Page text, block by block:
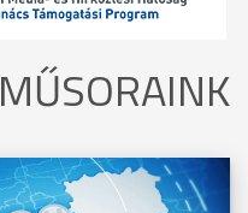
MŰSORAINK